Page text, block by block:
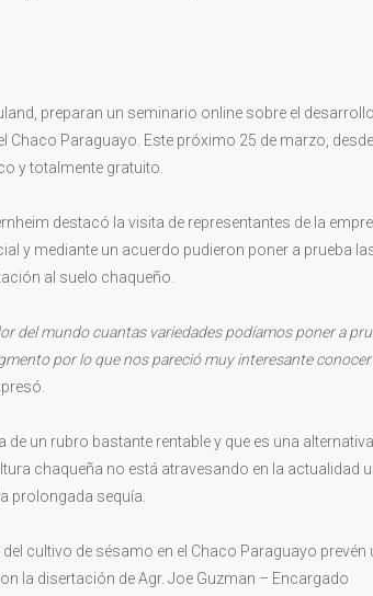
preparan un seminario online sobre el desarrollo
Paraguayo. Este próximo 25 de marzo, desde
y totalmente gratuito.
destacó la visita de representantes de la
y mediante un acuerdo pudieron poner a prueba
al suelo chaqueño.
del mundo cuantas variedades podíamos poner a
por lo que nos pareció muy interesante
un rubro bastante rentable y que es una alternativa
chaqueña no está atravesando en la actualidad
prolongada sequía.
cultivo de sésamo en el Chaco Paraguayo prevén
la disertación de Agr. Joe Guzman – Encargado